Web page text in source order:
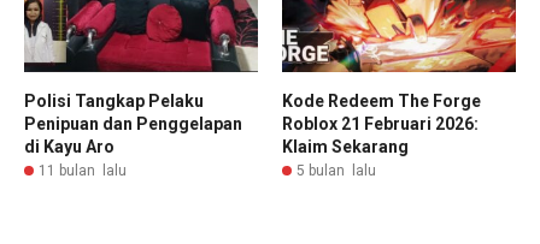
Polisi Tangkap Pelaku
Penipuan dan Penggelapan
di Kayu Aro
11 bulan lalu
Kode Redeem The Forge
Roblox 21 Februari 2026:
Klaim Sekarang
5 bulan lalu